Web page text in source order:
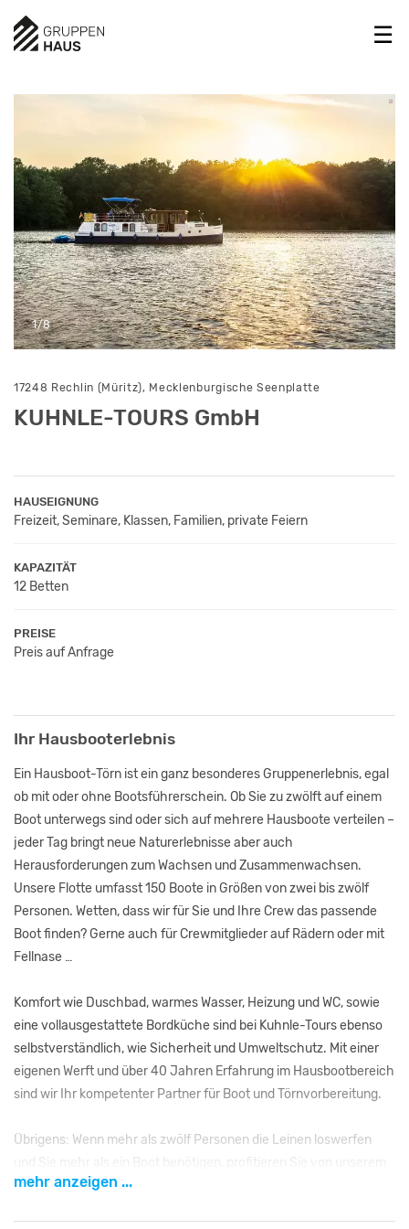
1/8
17248 Rechlin (Müritz), Mecklenburgische Seenplatte
KUHNLE-TOURS GmbH
HAUSEIGNUNG
Freizeit, Seminare, Klassen, Familien, private Feiern
KAPAZITÄT
12 Betten
PREISE
Preis auf Anfrage
Ihr Hausbooterlebnis
Ein Hausboot-Törn ist ein ganz besonderes Gruppenerlebnis, egal
ob mit oder ohne Bootsführerschein. Ob Sie zu zwölft auf einem
Boot unterwegs sind oder sich auf mehrere Hausboote verteilen –
jeder Tag bringt neue Naturerlebnisse aber auch
Herausforderungen zum Wachsen und Zusammenwachsen.
Unsere Flotte umfasst 150 Boote in Größen von zwei bis zwölf
Personen. Wetten, dass wir für Sie und Ihre Crew das passende
Boot finden? Gerne auch für Crewmitglieder auf Rädern oder mit
Fellnase …
Komfort wie Duschbad, warmes Wasser, Heizung und WC, sowie
eine vollausgestattete Bordküche sind bei Kuhnle-Tours ebenso
selbstverständlich, wie Sicherheit und Umweltschutz. Mit einer
eigenen Werft und über 40 Jahren Erfahrung im Hausbootbereich
sind wir Ihr kompetenter Partner für Boot und Törnvorbereitung.
Übrigens: Wenn mehr als zwölf Personen die Leinen loswerfen
Gruppenrabatt. Wichtig ist dabei, dass Sie alle Boote für den
mehr anzeigen ...